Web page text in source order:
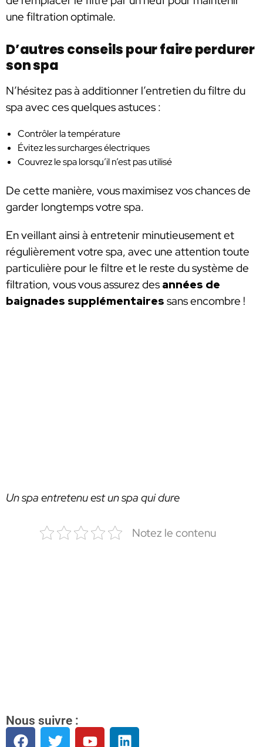
une filtration optimale.
D’autres conseils pour faire perdurer
son spa
N’hésitez pas à additionner l’entretien du filtre du
spa avec ces quelques astuces :
Contrôler la température
Évitez les surcharges électriques
Couvrez le spa lorsqu’il n’est pas utilisé
De cette manière, vous maximisez vos chances de
garder longtemps votre spa.
En veillant ainsi à entretenir minutieusement et
régulièrement votre spa, avec une attention toute
particulière pour le filtre et le reste du système de
filtration, vous vous assurez des années de
baignades supplémentaires sans encombre !
Un spa entretenu est un spa qui dure
Notez le contenu
Nous suivre :